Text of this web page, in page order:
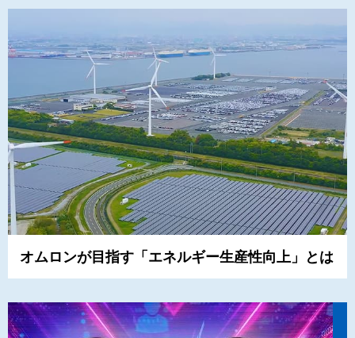
オムロンが目指す「エネルギー生産性向上」とは